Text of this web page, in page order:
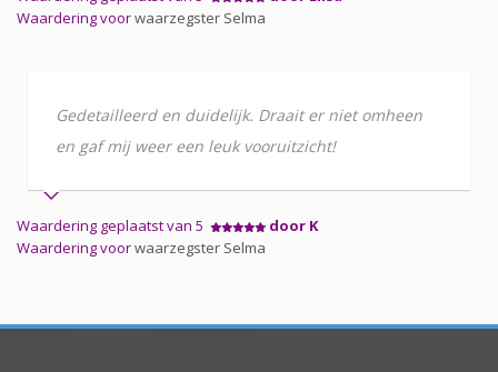
Waardering voorwaarzegster Selma
Gedetailleerd en duidelijk. Draait er niet omheen
en gaf mij weer een leuk vooruitzicht!
Waardering geplaatst van 5
door K
Waardering voorwaarzegster Selma